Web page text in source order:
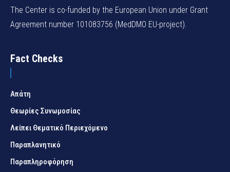
The Center is co-funded by the European Union under Grant
Agreement number 101083756 (MedDMO EU-project).
Fact Checks
Απάτη
Θεωρίες Συνωμοσίας
Λείπει Θεματικό Περιεχόμενο
Παραπλανητικό
Παραπληροφόρηση